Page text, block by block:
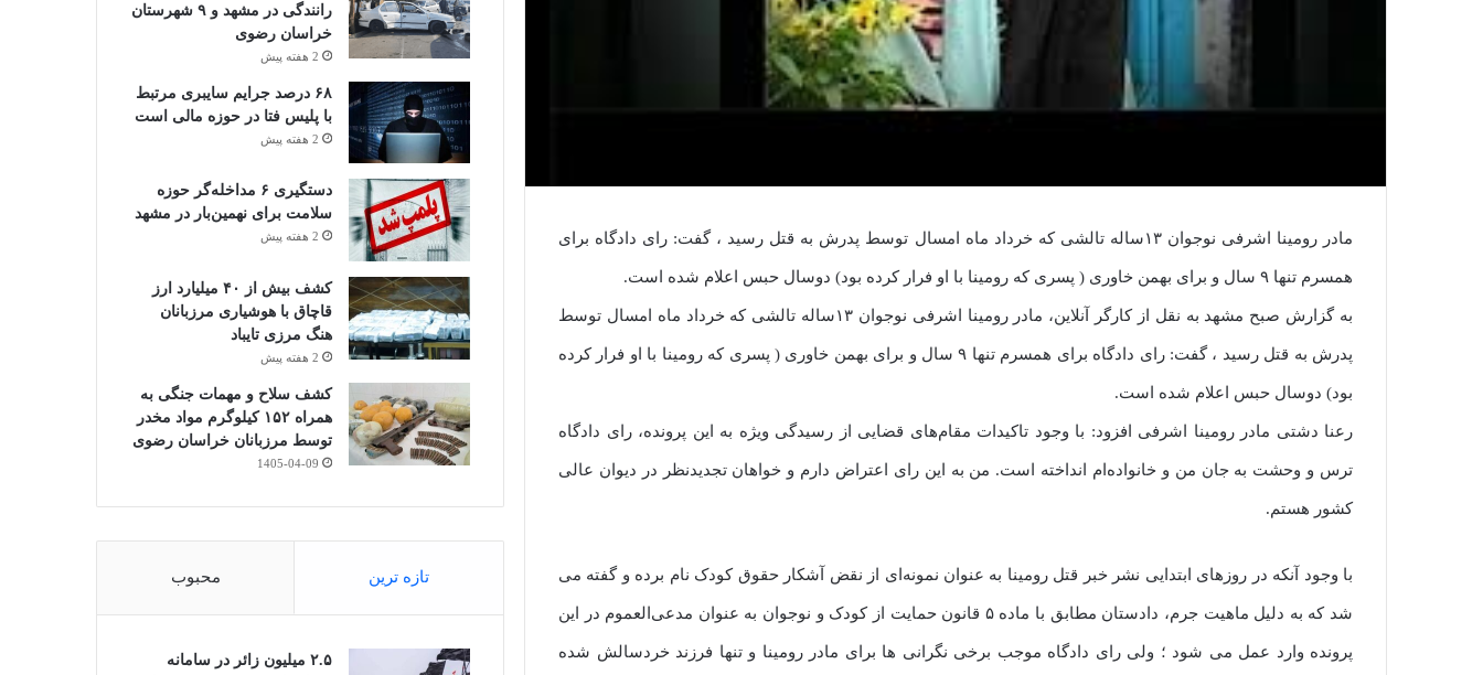
مادر رومینا اشرفی نوجوان ۱۳ساله تالشی که خرداد ماه امسال توسط پدرش به قتل رسید ، گفت: رای دادگاه برای
همسرم تنها ۹ سال و برای بهمن خاوری ( پسری که رومینا با او فرار کرده بود) دوسال حبس اعلام شده است.
به گزارش صبح مشهد به نقل از کارگر آنلاین، مادر رومینا اشرفی نوجوان ۱۳ساله تالشی که خرداد ماه امسال توسط
پدرش به قتل رسید ، گفت: رای دادگاه برای همسرم تنها ۹ سال و برای بهمن خاوری ( پسری که رومینا با او فرار کرده
بود) دوسال حبس اعلام شده است.
رعنا دشتی مادر رومینا اشرفی افزود: با وجود تاکیدات مقام‌های قضایی از رسیدگی ویژه به این پرونده، رای دادگاه
ترس و وحشت به جان من و خانواده‌ام انداخته است. من به این رای اعتراض دارم و خواهان تجدیدنظر در دیوان عالی
کشور هستم.
با وجود آنکه در روزهای ابتدایی نشر خبر قتل رومینا به عنوان نمونه‌ای از نقض آشکار حقوق کودک نام برده و گفته می
شد که به دلیل ماهیت جرم، دادستان مطابق با ماده ۵ قانون حمایت از کودک و نوجوان به عنوان مدعی‌العموم در این
پرونده وارد عمل می شود ؛ ولی رای دادگاه موجب برخی نگرانی ها برای مادر رومینا و تنها فرزند خردسالش شده
رانندگی در مشهد و ۹ شهرستان
خراسان رضوی
2 هفته پیش
۶۸ درصد جرایم سایبری مرتبط
با پلیس فتا در حوزه مالی است
2 هفته پیش
دستگیری ۶ مداخله‌گر حوزه
سلامت برای نهمین‌بار در مشهد
2 هفته پیش
کشف بیش از ۴۰ میلیارد ارز
قاچاق با هوشیاری مرزبانان
هنگ مرزی تایباد
2 هفته پیش
کشف سلاح و مهمات جنگی به
همراه ۱۵۲ کیلوگرم مواد مخدر
توسط مرزبانان خراسان رضوی
1405-04-09
تازه ترین محبوب
۲.۵ میلیون زائر در سامانه